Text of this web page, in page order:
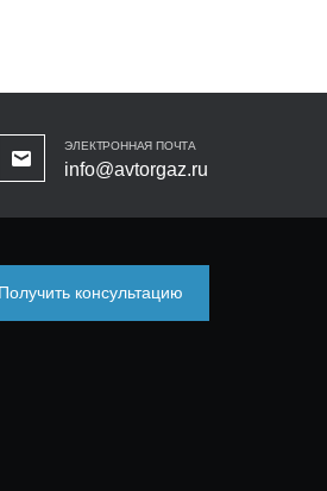
ЭЛЕКТРОННАЯ ПОЧТА
info@avtorgaz.ru
Получить консультацию